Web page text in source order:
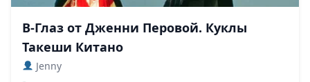
В-Глаз от Дженни Перовой. Куклы
Такеши Китано
Jenny